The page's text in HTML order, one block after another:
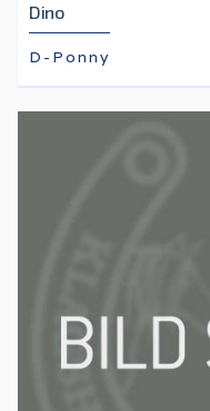
Dino
D-Ponny